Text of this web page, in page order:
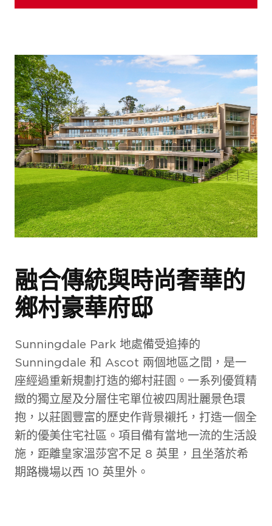
融合傳統與時尚奢華的
鄉村豪華府邸
Sunningdale Park 地處備受追捧的
Sunningdale 和 Ascot 兩個地區之間，是一
座經過重新規劃打造的鄉村莊園。一系列優質精
緻的獨立屋及分層住宅單位被四周壯麗景色環
抱，以莊園豐富的歷史作背景襯托，打造一個全
新的優美住宅社區。項目備有當地一流的生活設
施，距離皇家溫莎宮不足 8 英里，且坐落於希
期路機場以西 10 英里外。